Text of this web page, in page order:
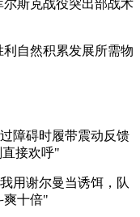
斯克战役突出部战术
自然积累发展所需物
障碍时履带震动反馈
接欢呼"
用谢尔曼当诱饵，队
爽十倍"